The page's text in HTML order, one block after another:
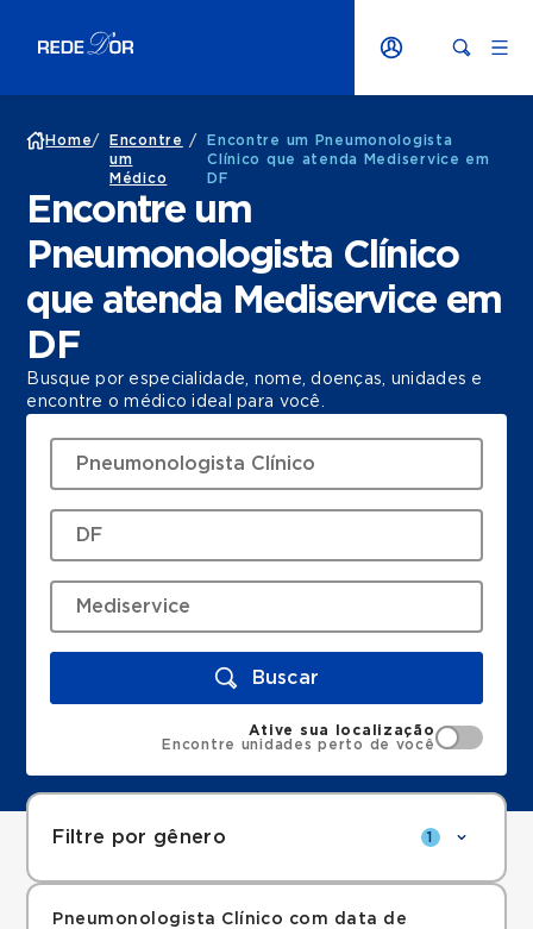
Home/
Encontre
um
Médico
/
Encontre um Pneumonologista
Clínico que atenda Mediservice em
DF
Encontre um
Pneumonologista Clínico
que atenda Mediservice em
DF
Busque por especialidade, nome, doenças, unidades e
encontre o médico ideal para você.
Buscar
Ative sua localização
Encontre unidades perto de você
Filtre por gênero 1
Pneumonologista Clínico com data de